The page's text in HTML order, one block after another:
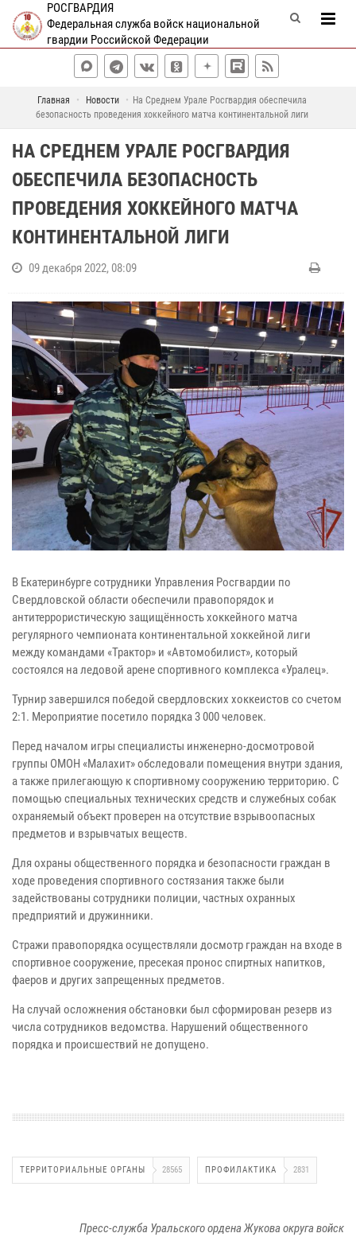
РОСГВАРДИЯ
Федеральная служба войск национальной
гвардии Российской Федерации
Главная Новости
На Среднем Урале Росгвардия обеспечила
безопасность проведения хоккейного матча континентальной лиги
НА СРЕДНЕМ УРАЛЕ РОСГВАРДИЯ
ОБЕСПЕЧИЛА БЕЗОПАСНОСТЬ
ПРОВЕДЕНИЯ ХОККЕЙНОГО МАТЧА
КОНТИНЕНТАЛЬНОЙ ЛИГИ
09 декабря 2022, 08:09
В Екатеринбурге сотрудники Управления Росгвардии по
Свердловской области обеспечили правопорядок и
антитеррористическую защищённость хоккейного матча
регулярного чемпионата континентальной хоккейной лиги
между командами «Трактор» и «Автомобилист», который
состоялся на ледовой арене спортивного комплекса «Уралец».
Турнир завершился победой свердловских хоккеистов со счетом
2:1. Мероприятие посетило порядка 3 000 человек.
Перед началом игры специалисты инженерно-досмотровой
группы ОМОН «Малахит» обследовали помещения внутри здания,
а также прилегающую к спортивному сооружению территорию. С
помощью специальных технических средств и служебных собак
охраняемый объект проверен на отсутствие взрывоопасных
предметов и взрывчатых веществ.
Для охраны общественного порядка и безопасности граждан в
ходе проведения спортивного состязания также были
задействованы сотрудники полиции, частных охранных
предприятий и дружинники.
Стражи правопорядка осуществляли досмотр граждан на входе в
спортивное сооружение, пресекая пронос спиртных напитков,
фаеров и других запрещенных предметов.
На случай осложнения обстановки был сформирован резерв из
числа сотрудников ведомства. Нарушений общественного
порядка и происшествий не допущено.
ТЕРРИТОРИАЛЬНЫЕ ОРГАНЫ 28565 ПРОФИЛАКТИКА 2831
Пресс-служба Уральского ордена Жукова округа войск